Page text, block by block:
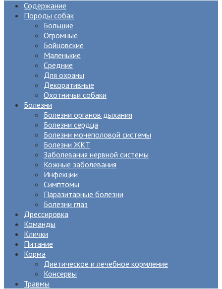
Содержание
Породы собак
Большие
Огромные
Бойцовские
Маленькие
Средние
Для охраны
Декоративные
Охотничьи собаки
Болезни
Болезни органов дыхания
Болезни сердца
Болезни мочеполовой системы
Болезни ЖКТ
Заболевания нервной системы
Кожные заболевания
Инфекции
Симптомы
Паразитарные болезни
Болезни глаз
Дрессировка
Команды
Клички
Питание
Корма
Диетическое и лечебное кормление
Консервы
Травмы